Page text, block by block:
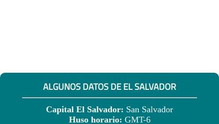
ALGUNOS DATOS DE EL SALVADOR
Capital El Salvador: San Salvador
Huso horario: GMT-6